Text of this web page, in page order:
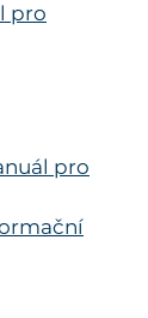
pro
pro